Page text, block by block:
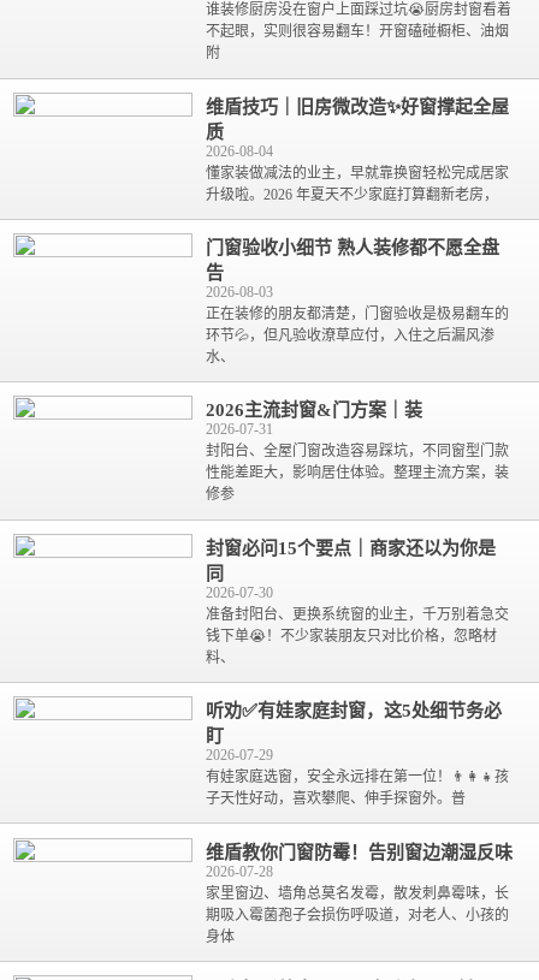
谁装修厨房没在窗户上面踩过坑😭厨房封窗看着
不起眼，实则很容易翻车！开窗磕碰橱柜、油烟
附
维盾技巧｜旧房微改造✨好窗撑起全屋
质
2026-08-04
懂家装做减法的业主，早就靠换窗轻松完成居家
升级啦。2026 年夏天不少家庭打算翻新老房，
门窗验收小细节 熟人装修都不愿全盘
告
2026-08-03
正在装修的朋友都清楚，门窗验收是极易翻车的
环节💦，但凡验收潦草应付，入住之后漏风渗
水、
2026主流封窗&门方案｜装
2026-07-31
封阳台、全屋门窗改造容易踩坑，不同窗型门款
性能差距大，影响居住体验。整理主流方案，装
修参
封窗必问15个要点｜商家还以为你是
同
2026-07-30
准备封阳台、更换系统窗的业主，千万别着急交
钱下单😭！不少家装朋友只对比价格，忽略材
料、
听劝✅有娃家庭封窗，这5处细节务必
盯
2026-07-29
有娃家庭选窗，安全永远排在第一位！👨‍👩‍👧孩
子天性好动，喜欢攀爬、伸手探窗外。普
维盾教你门窗防霉！告别窗边潮湿反味
2026-07-28
家里窗边、墙角总莫名发霉，散发刺鼻霉味，长
期吸入霉菌孢子会损伤呼吸道，对老人、小孩的
身体